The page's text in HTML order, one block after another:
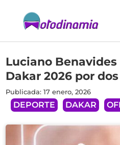
Luciano
Dakar 2026 por
Publicada: 17 enero, 2026
DEPORTE DAKAR